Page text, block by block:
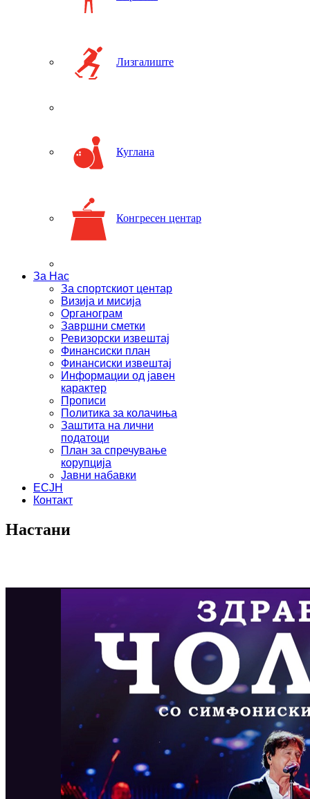
Лизгалиште
Куглана
Конгресен центар
За Нас
За спортскиот центар
Визија и мисија
Органограм
Завршни сметки
Ревизорски извештај
Финансиски план
Финансиски извештај
Информации од јавен
карактер
Прописи
Политика за колачиња
Заштита на лични
податоци
План за спречување
корупција
Јавни набавки
ЕСЈН
Контакт
Настани